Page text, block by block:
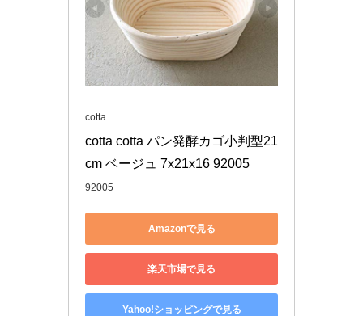
cotta
cotta cotta パン発酵カゴ小判型21
cm ベージュ 7x21x16 92005
92005
Amazonで見る
楽天市場で見る
Yahoo!ショッピングで見る